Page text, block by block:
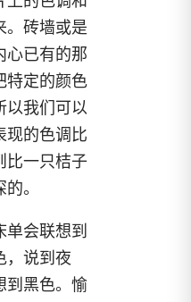
。砖墙或是
心已有的那
特定的颜色
以我们可以
现的色调比
比一只桔子
。
会联想到
，说到夜
到黑色。愉